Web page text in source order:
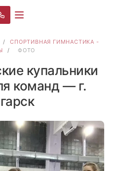
/
СПОРТИВНАЯ ГИМНАСТИКА -
/ ФОТО
купальники
команд — г.